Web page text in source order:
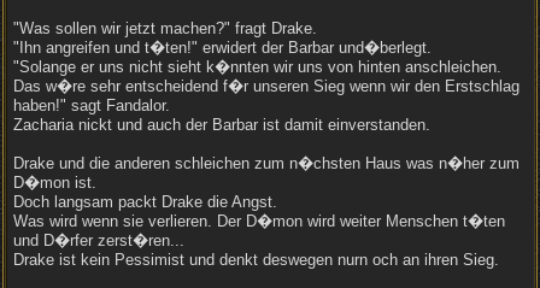
"Was sollen wir jetzt machen?" fragt Drake.
"Ihn angreifen und t�ten!" erwidert der Barbar und�berlegt.
"Solange er uns nicht sieht k�nnten wir uns von hinten anschleichen.
Das w�re sehr entscheidend f�r unseren Sieg wenn wir den Erstschlag
haben!" sagt Fandalor.
Zacharia nickt und auch der Barbar ist damit einverstanden.
Drake und die anderen schleichen zum n�chsten Haus was n�her zum
D�mon ist.
Doch langsam packt Drake die Angst.
Was wird wenn sie verlieren. Der D�mon wird weiter Menschen t�ten
und D�rfer zerst�ren...
Drake ist kein Pessimist und denkt deswegen nurn och an ihren Sieg.